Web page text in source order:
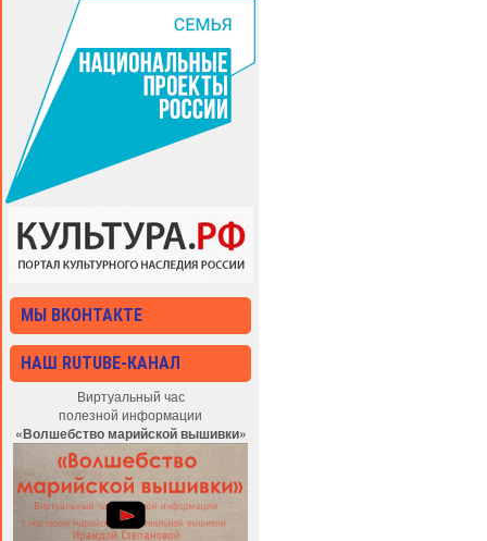
МЫ ВКОНТАКТЕ
НАШ RUTUBE-КАНАЛ
Виртуальный час
полезной информации
«Волшебство марийской вышивки»